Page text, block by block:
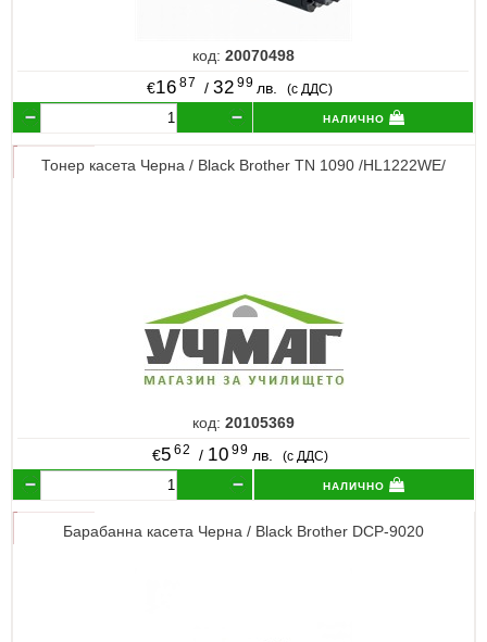
код: 20070498
€16 87 / 32 99 лв. (с ДДС)
налично
Тонер касета Черна / Black Brother TN 1090 /HL1222WE/
код: 20105369
€5 62 / 10 99 лв. (с ДДС)
налично
Барабанна касета Черна / Black Brother DCP-9020